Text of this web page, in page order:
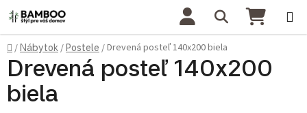
Prejsť na obsah Hľadať
Domov
/Nábytok /Postele /Drevená posteľ 140x200 biela
Drevená posteľ 140x200
biela